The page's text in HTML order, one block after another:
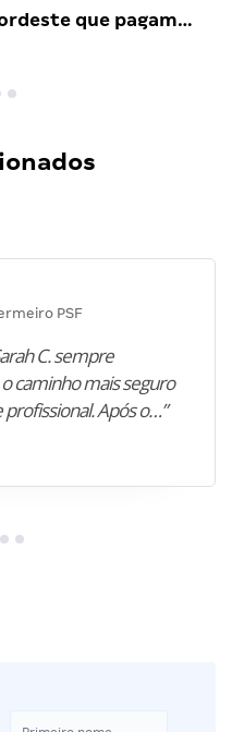
que pagam…
PSF
C. sempre
caminho mais seguro
Após o…”